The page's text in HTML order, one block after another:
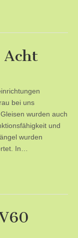
Acht
bei uns
wurden auch
und
wurden
In…